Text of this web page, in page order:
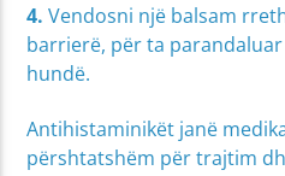
4. Vendosni një balsam
barrierë, për ta
hundë.
Antihistaminikët janë
përshtatshëm për trajtim